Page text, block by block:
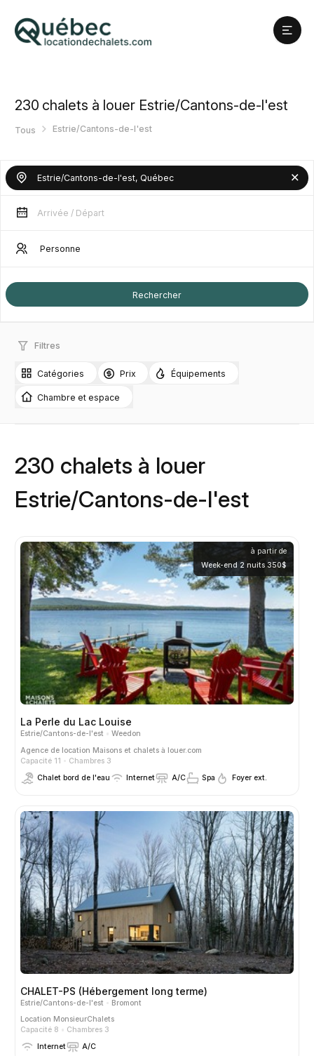
230 chalets à louer Estrie/Cantons-de-l'est
Tous Estrie/Cantons-de-l'est
Filtres
Catégories Prix Équipements
Chambre et espace
230 chalets à louer
Estrie/Cantons-de-l'est
à partir de
Week-end 2 nuits 350$
La Perle du Lac Louise
Estrie/Cantons-de-l'est
Weedon
Agence de location Maisons et chalets à louer.com
Capacité 11
Chambres 3
Chalet bord de l'eau
Internet A/C Spa Foyer ext.
CHALET-PS (Hébergement long terme)
Estrie/Cantons-de-l'est
Bromont
Location MonsieurChalets
Capacité 8
Chambres 3
Internet
A/C